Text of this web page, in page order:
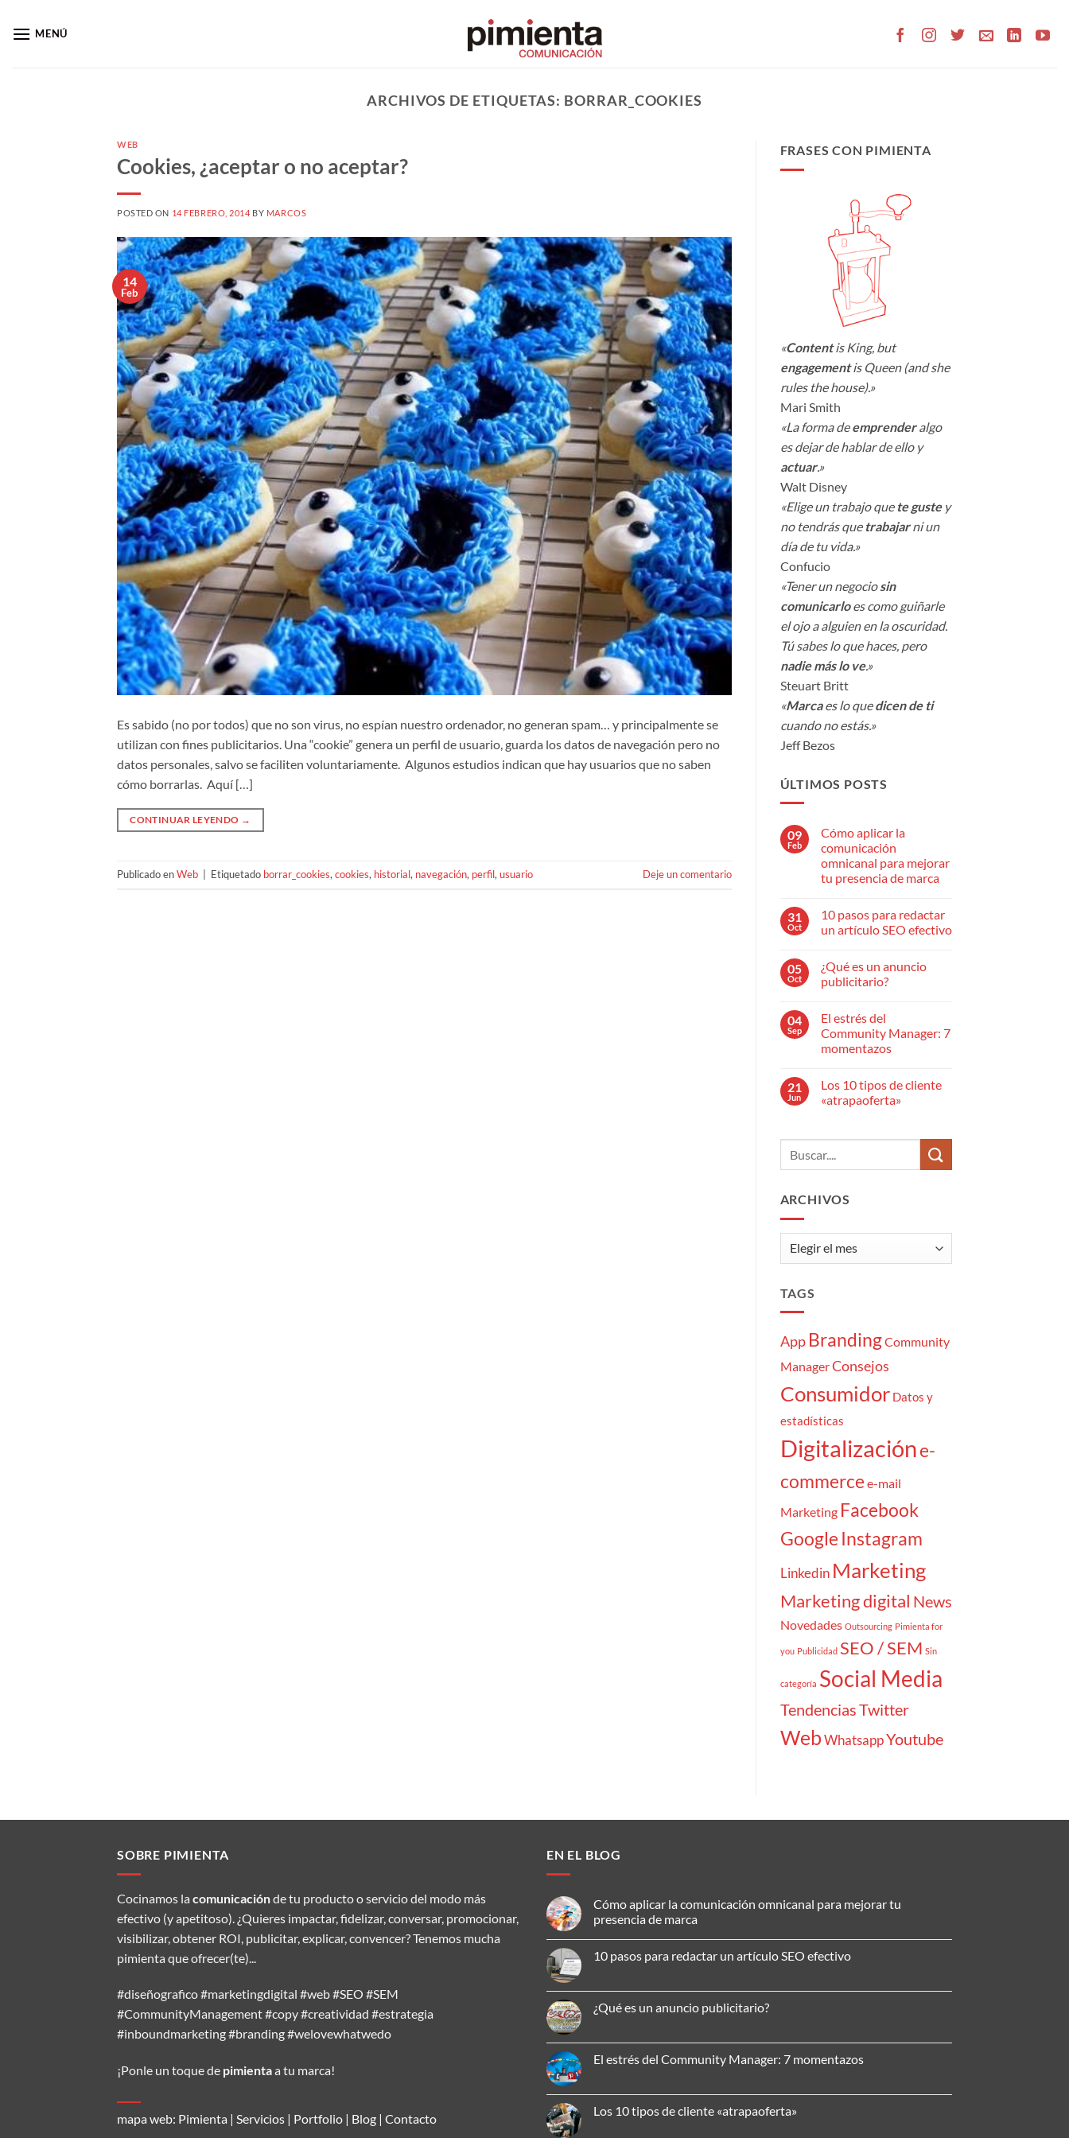
MENÚ
ARCHIVOS DE ETIQUETAS: BORRAR_COOKIES
WEB
Cookies, ¿aceptar o no aceptar?
POSTED ON 14 FEBRERO, 2014 BY MARCOS
14
Feb
Es sabido (no por todos) que no son virus, no espían nuestro ordenador, no generan spam… y principalmente se
utilizan con fines publicitarios. Una “cookie” genera un perfil de usuario, guarda los datos de navegación pero no
datos personales, salvo se faciliten voluntariamente. Algunos estudios indican que hay usuarios que no saben
cómo borrarlas. Aquí […]
CONTINUAR LEYENDO →
Publicado enWeb Etiquetado borrar_cookies, cookies, historial, navegación, perfil, usuario Deje un comentario
FRASES CON PIMIENTA
«Contentis King, but
engagementis Queen (and she
rules the house).»
Mari Smith
«La forma deemprenderalgo
es dejar de hablar de ello y
actuar.»
Walt Disney
«Elige un trabajo que te gustey
no tendrás que trabajarni un
día de tu vida.»
Confucio
«Tener un negocio sin
comunicarloes como guiñarle
el ojo a alguien en la oscuridad.
Tú sabes lo que haces, pero
nadie más lo ve.»
Steuart Britt
«Marcaes lo quedicen de ti
cuando no estás.»
Jeff Bezos
ÚLTIMOS POSTS
09
Feb
Cómo aplicar la
comunicación
omnicanal para mejorar
tu presencia de marca
comentarios
Cómo
comunicación
omnicanal
para
presencia
de
marca
31
Oct
10 pasos para redactar
un artículo SEO efectivo
comentarios
en
10
redactar
un
artículo
SEO
05
Oct
¿Qué es un anuncio
publicitario?
comentarios
en
¿Qué
es
publicitario?
04
Sep
El estrés del
Community Manager: 7
momentazos
comentarios
El
7
momentazos
21
Jun
Los 10 tipos de cliente
«atrapaoferta»
comentarios
Los
10
cliente
ARCHIVOS
TAGS
App BrandingCommunity
ManagerConsejos
Consumidor Datos y
estadísticas
Digitalizacióne-
commerce e-mail
Marketing Facebook
Google Instagram
Linkedin Marketing
Marketing digital News
Novedades Outsourcing Pimienta for
you Publicidad SEO / SEM Sin
categoría Social Media
TendenciasTwitter
WebWhatsappYoutube
SOBRE PIMIENTA
Cocinamos la comunicaciónde tu producto o servicio del modo más
efectivo (y apetitoso). ¿Quieres impactar, fidelizar, conversar, promocionar,
visibilizar, obtener ROI, publicitar, explicar, convencer? Tenemos mucha
pimienta que ofrecer(te)...
#diseñografico #marketingdigital #web #SEO #SEM
#CommunityManagement #copy #creatividad #estrategia
#inboundmarketing #branding #welovewhatwedo
¡Ponle un toque de pimientaa tu marca!
mapa web: Pimienta | Servicios | Portfolio | Blog | Contacto
EN EL BLOG
Cómo aplicar la comunicación omnicanal para mejorar tu
presencia de marca
comentarios
comunicación
omnicanal
presencia
10 pasos para redactar un artículo SEO efectivo
comentarios
en
10
redactar
un
artículo
¿Qué es un anuncio publicitario?
comentarios
en
¿Qué
anuncio
publicitario?
El estrés del Community Manager: 7 momentazos
comentarios
en
El
Los 10 tipos de cliente «atrapaoferta»